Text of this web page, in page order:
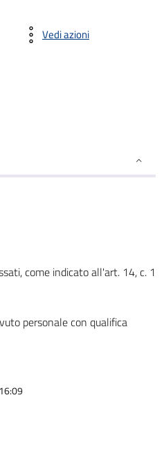
Vedi azioni
come indicato all'art. 14, c. 1
personale con qualifica